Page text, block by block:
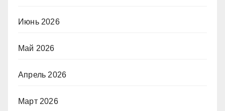
Июнь 2026
Май 2026
Апрель 2026
Март 2026